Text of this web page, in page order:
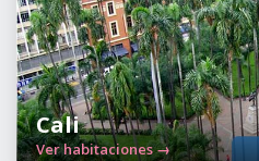
Cali
Ver habitaciones →